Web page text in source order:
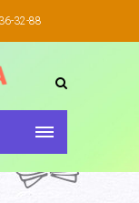
32-88